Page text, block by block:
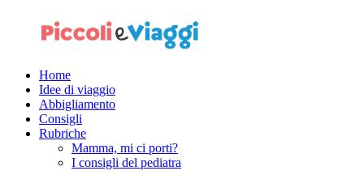
Home
Idee di viaggio
Abbigliamento
Consigli
Rubriche
Mamma, mi ci porti?
I consigli del pediatra